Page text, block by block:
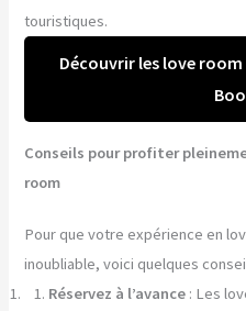
touristiques.
Découvrir les love
Conseils pour profiter
room
Pour que votre expérience en
inoubliable, voici quelques
Réservez à l’avance : Les